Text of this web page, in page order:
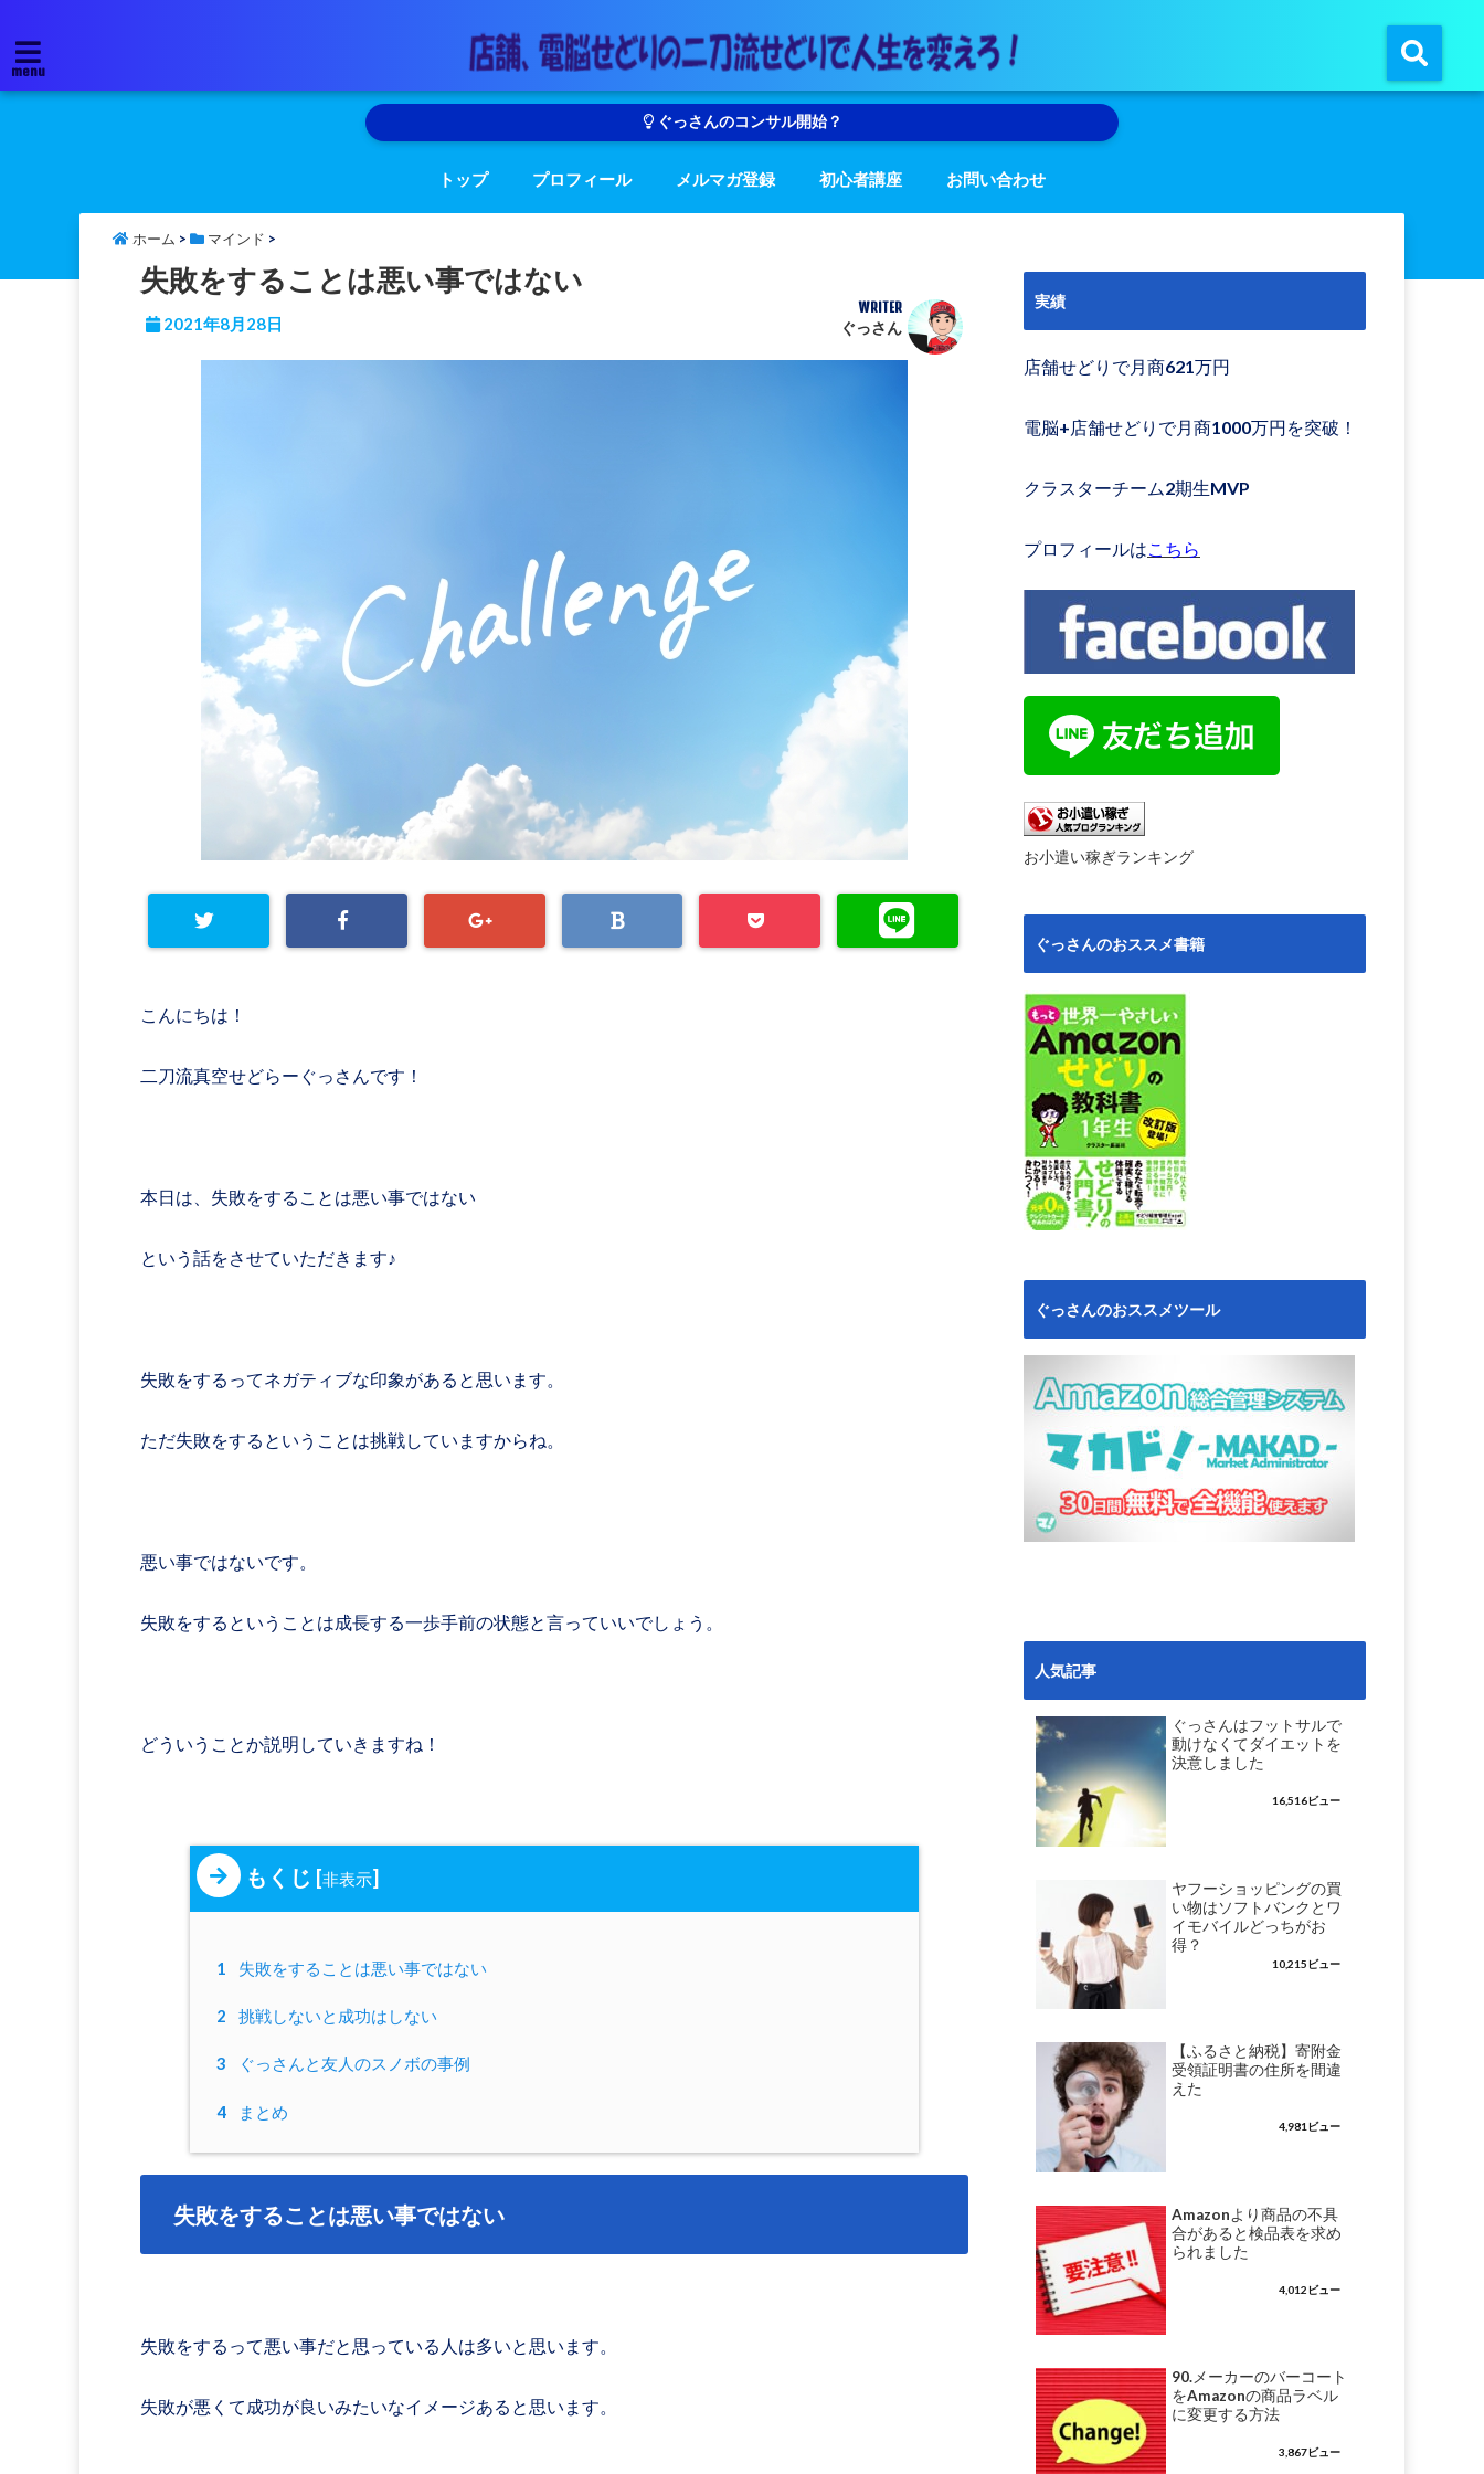
menu
ぐっさんのコンサル開始？
トップ プロフィール メルマガ登録 初心者講座 お問い合わせ
ホーム > マインド >
失敗をすることは悪い事ではない
2021年8月28日
WRITER
ぐっさん
こんにちは！
二刀流真空せどらーぐっさんです！
本日は、失敗をすることは悪い事ではない
という話をさせていただきます♪
失敗をするってネガティブな印象があると思います。
ただ失敗をするということは挑戦していますからね。
悪い事ではないです。
失敗をするということは成長する一歩手前の状態と言っていいでしょう。
どういうことか説明していきますね！
もくじ [非表示]
1 失敗をすることは悪い事ではない
2 挑戦しないと成功はしない
3 ぐっさんと友人のスノボの事例
4 まとめ
失敗をすることは悪い事ではない
失敗をするって悪い事だと思っている人は多いと思います。
失敗が悪くて成功が良いみたいなイメージあると思います。
実績
店舗せどりで月商621万円
電脳+店舗せどりで月商1000万円を突破！
クラスターチーム2期生MVP
プロフィールはこちら
お小遣い稼ぎランキング
ぐっさんのおススメ書籍
ぐっさんのおススメツール
人気記事
ぐっさんはフットサルで
動けなくてダイエットを
決意しました
16,516ビュー
ヤフーショッピングの買
い物はソフトバンクとワ
イモバイルどっちがお
得？
10,215ビュー
【ふるさと納税】寄附金
受領証明書の住所を間違
えた
4,981ビュー
Amazonより商品の不具
合があると検品表を求め
られました
4,012ビュー
90.メーカーのバーコート
をAmazonの商品ラベル
に変更する方法
3,867ビュー